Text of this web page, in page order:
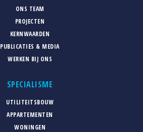
ONS TEAM
PROJECTEN
KERNWAARDEN
PUBLICATIES & MEDIA
WERKEN BIJ ONS
SPECIALISME
UTILITEITSBOUW
APPARTEMENTEN
WONINGEN